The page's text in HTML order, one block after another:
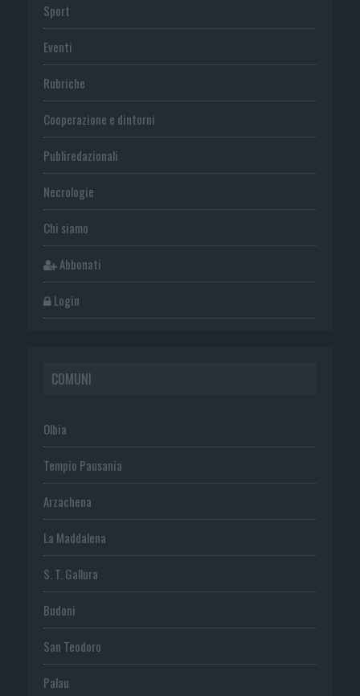
Sport
Eventi
Rubriche
Cooperazione e dintorni
Publiredazionali
Necrologie
Chi siamo
Abbonati
Login
COMUNI
Olbia
Tempio Pausania
Arzachena
La Maddalena
S. T. Gallura
Budoni
San Teodoro
Palau